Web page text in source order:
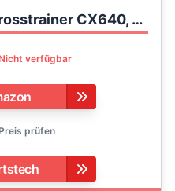
Sportstech Ellipsen Crosstrainer CX640, Smartphone App kompatibel, 24 KG Schwungmasse, 26 Trainingsprogramme mit HRC-Funktion
verfügbar
Preis prüfen